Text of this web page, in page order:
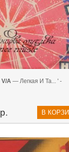
V/A — Легкая И Та... ' -
В